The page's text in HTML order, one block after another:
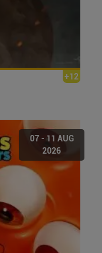
+12
07 - 11 AUG
2026